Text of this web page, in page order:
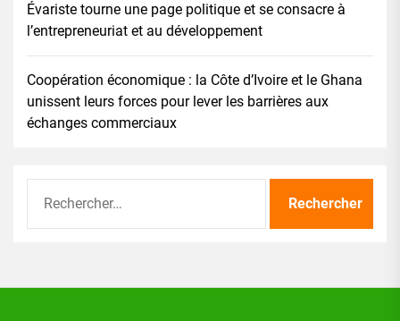
Évariste tourne une page politique et se consacre à
l’entrepreneuriat et au développement
Coopération économique : la Côte d’Ivoire et le Ghana
unissent leurs forces pour lever les barrières aux
échanges commerciaux